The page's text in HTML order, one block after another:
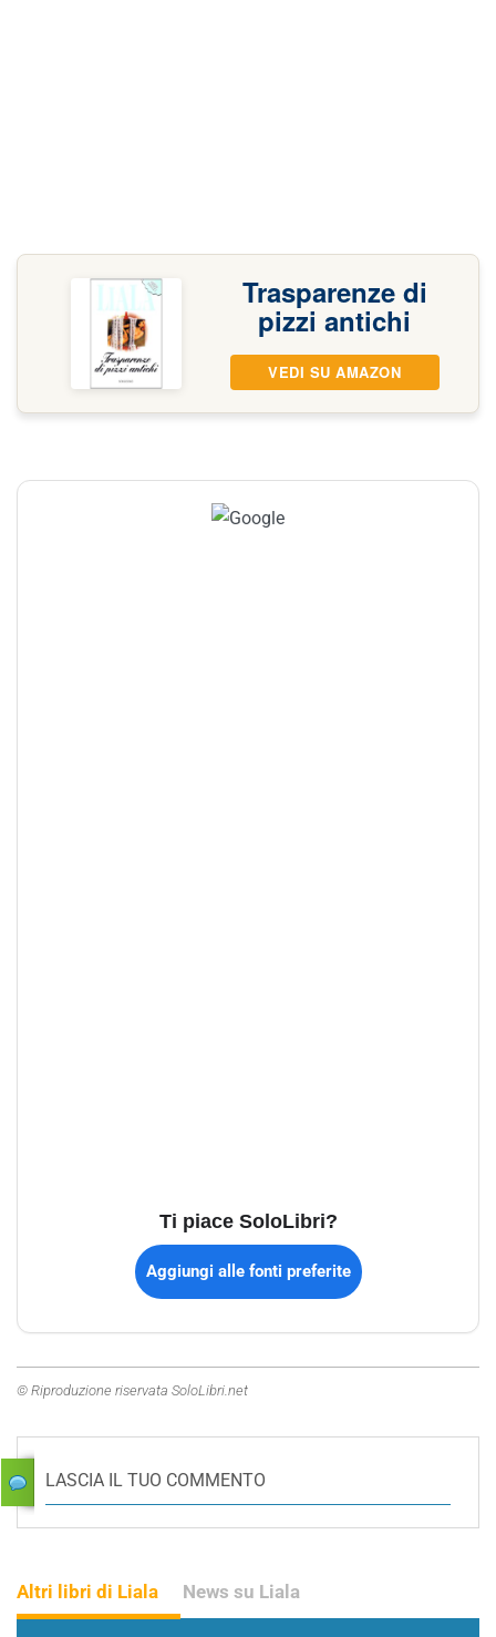
Trasparenze di
pizzi antichi
VEDI SU AMAZON
Ti piace SoloLibri?
Aggiungi alle fonti preferite
© Riproduzione riservata SoloLibri.net
LASCIA IL TUO COMMENTO
Altri libri di Liala News su Liala